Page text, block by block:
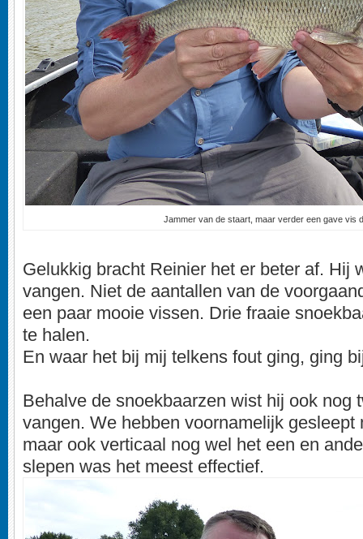
Jammer van de staart, maar verder een gave vis
Gelukkig bracht Reinier het er beter af. Hij
vangen. Niet de aantallen van de
een paar mooie vissen. Drie fraaie
te halen.
En waar het bij mij telkens fout ging, ging
Behalve de snoekbaarzen wist hij ook nog
vangen. We hebben voornamelijk gesleept
maar ook verticaal nog wel het een en
slepen was het meest effectief.